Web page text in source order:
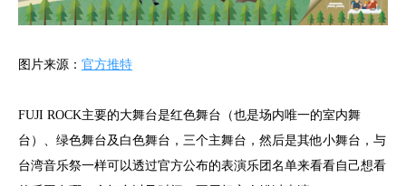
图片来源： 官方推特
FUJI ROCK主要的大舞台是红色舞台（也是场内唯一的室内舞
台）、绿色舞台及白色舞台，三个主舞台，然后是其他小舞台，与
台湾音乐祭一样可以透过官方公布的表演乐团名单来看看自己想看